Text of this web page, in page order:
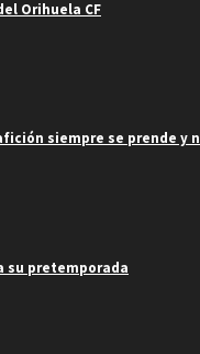
Orihuela CF
siempre se prende y
su pretemporada